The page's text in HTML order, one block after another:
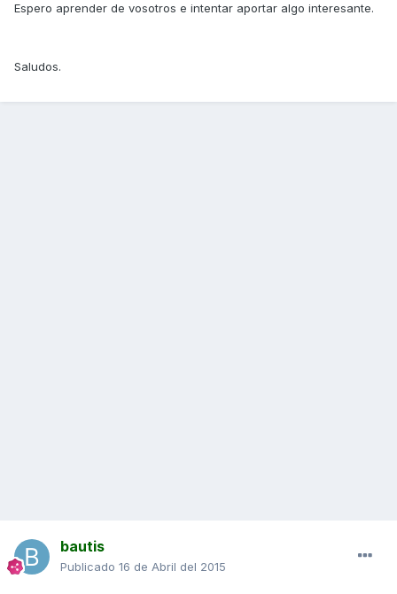
Espero aprender de vosotros e intentar aportar algo interesante.
Saludos.
bautis
Publicado 16 de Abril del 2015